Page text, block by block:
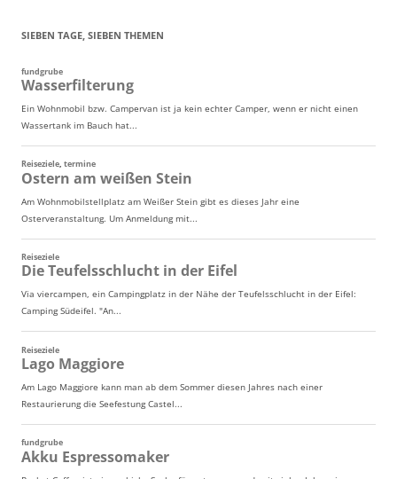
SIEBEN TAGE, SIEBEN THEMEN